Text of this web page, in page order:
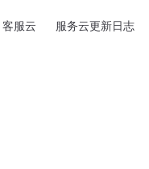
客服云 服务云更新日志